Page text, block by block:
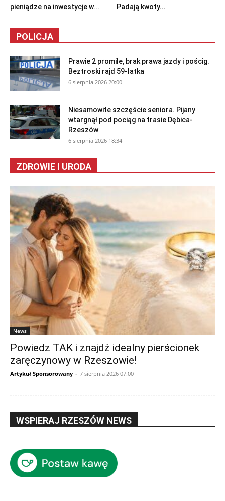
pieniądze na inwestycje w...
Padają kwoty...
POLICJA
Prawie 2 promile, brak prawa jazdy i pościg.
Beztroski rajd 59-latka
6 sierpnia 2026 20:00
Niesamowite szczęście seniora. Pijany
wtargnął pod pociąg na trasie Dębica-
Rzeszów
6 sierpnia 2026 18:34
ZDROWIE I URODA
News
Powiedz TAK i znajdź idealny pierścionek
zaręczynowy w Rzeszowie!
Artykuł Sponsorowany - 7 sierpnia 2026 07:00
WSPIERAJ RZESZÓW NEWS